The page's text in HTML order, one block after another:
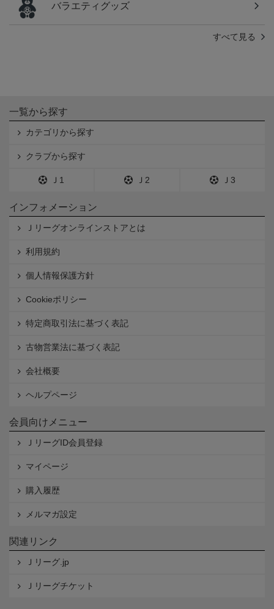
バラエティグッズ
すべて見る
一覧から探す
カテゴリから探す
クラブから探す
Ｊ1 Ｊ2 Ｊ3
インフォメーション
Ｊリーグオンラインストアとは
利用規約
個人情報保護方針
Cookieポリシー
特定商取引法に基づく表記
古物営業法に基づく表記
会社概要
ヘルプページ
会員向けメニュー
ＪリーグID会員登録
マイページ
購入履歴
メルマガ設定
関連リンク
Ｊリーグ.jp
Ｊリーグチケット